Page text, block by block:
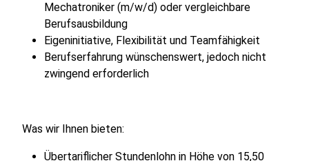
Mechatroniker (m/w/d) oder vergleichbare
Berufsausbildung
Eigeninitiative, Flexibilität und Teamfähigkeit
Berufserfahrung wünschenswert, jedoch nicht
zwingend erforderlich
Was wir Ihnen bieten:
Übertariflicher Stundenlohn in Höhe von 15,50